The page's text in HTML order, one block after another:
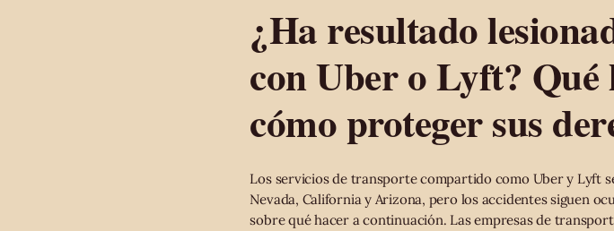
¿Ha resultado
con Uber o Lyft? Qué
cómo proteger sus
Los servicios de transporte compartido como Uber y Lyft
Nevada, California y Arizona, pero los accidentes siguen
sobre qué hacer a continuación. Las empresas de